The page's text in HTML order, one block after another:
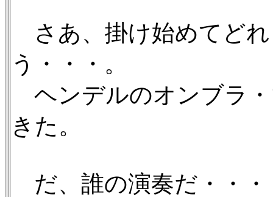
さあ、掛け始めてど
う・・・。
ヘンデルのオンブラ
きた。
だ、誰の演奏だ・・・